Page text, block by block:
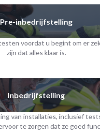
Pre-inbedrijfstelling
voordat u begint om er
zijn dat alles klaar is.
Inbedrijfstelling
van installaties, inclusief
te zorgen dat ze goed